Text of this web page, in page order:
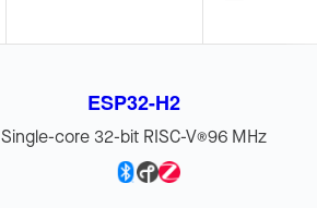
ESP32-H2
Single-core 32-bit RISC-V®96 MHz